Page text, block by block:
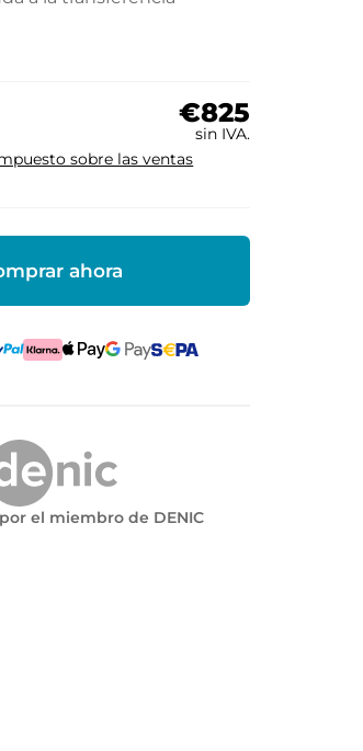
€825
sin IVA.
sobre las ventas
ahora
el miembro de DENIC